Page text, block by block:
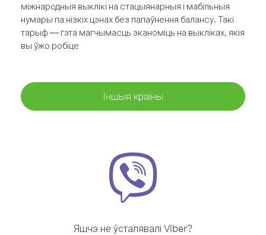
міжнародныя выклікі на стацыянарныя і мабільныя
нумары па нізкіх цэнах без папаўнення балансу. Такі
тарыф — гэта магчымасць эканоміць на выкліках, якія
вы ўжо робіце
Іншыя краіны
Яшчэ не ўсталявалі Viber?